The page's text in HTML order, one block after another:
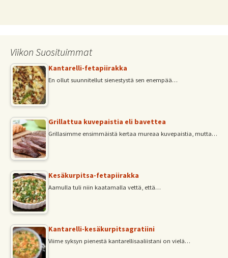
Viikon Suosituimmat
Kantarelli-fetapiirakka
En ollut suunnitellut sienestystä sen enempää…
Grillattua kuvepaistia eli bavettea
Grillasimme ensimmäistä kertaa mureaa kuvepaistia, mutta…
Kesäkurpitsa-fetapiirakka
Aamulla tuli niin kaatamalla vettä, että…
Kantarelli-kesäkurpitsagratiini
Viime syksyn pienestä kantarellisaaliistani on vielä…